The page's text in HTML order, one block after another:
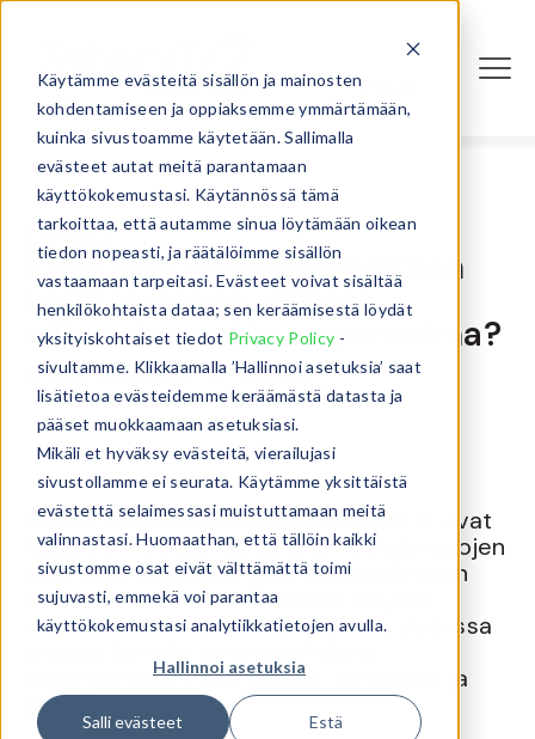
Käytämme evästeitä sisällön ja mainosten
kohdentamiseen ja oppiaksemme ymmärtämään,
kuinka sivustoamme käytetään. Sallimalla
evästeet autat meitä parantamaan
käyttökokemustasi. Käytännössä tämä
tarkoittaa, että autamme sinua löytämään oikean
tiedon nopeasti, ja räätälöimme sisällön
vastaamaan tarpeitasi. Evästeet voivat sisältää
henkilökohtaista dataa; sen keräämisestä löydät
yksityiskohtaiset tiedot Privacy Policy -
sivultamme. Klikkaamalla ’Hallinnoi asetuksia’ saat
lisätietoa evästeidemme keräämästä datasta ja
pääset muokkaamaan asetuksiasi.
Mikäli et hyväksy evästeitä, vierailujasi
sivustollamme ei seurata. Käytämme yksittäistä
evästettä selaimessasi muistuttamaan meitä
valinnastasi. Huomaathan, että tällöin kaikki
sivustomme osat eivät välttämättä toimi
sujuvasti, emmekä voi parantaa
käyttökokemustasi analytiikkatietojen avulla.
Hallinnoi asetuksia
Salli evästeet Estä
Kirjaudu
Onko
loppukäyttäjäkokemuksen
kehittäminen yhtiösi
alihyödynnetty supervoima?
- lokakuuta 11, 2024
Monet meistä toimistotyöntekijöistä ovat
kokeneet työelämän ja työskentelytapojen
radikaalin muutoksen koronapandemian
aikana. Yksi asia on kuitenkin säilynyt
ennallaan: kun työntekijä aloittaa uudessa
konkreettista asiaa: palkka, tietokone ja
puhelin.